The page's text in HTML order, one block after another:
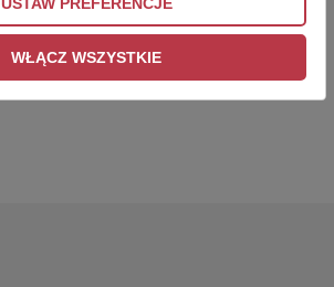
WŁĄCZ WSZYSTKIE